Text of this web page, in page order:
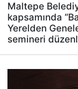
Maltepe
kapsamında
Yerelden
semineri